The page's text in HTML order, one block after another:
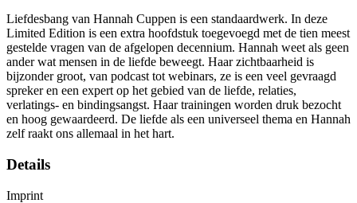
Liefdesbang van Hannah Cuppen is een standaardwerk. In deze
Limited Edition is een extra hoofdstuk toegevoegd met de tien meest
gestelde vragen van de afgelopen decennium. Hannah weet als geen
ander wat mensen in de liefde beweegt. Haar zichtbaarheid is
bijzonder groot, van podcast tot webinars, ze is een veel gevraagd
spreker en een expert op het gebied van de liefde, relaties,
verlatings- en bindingsangst. Haar trainingen worden druk bezocht
en hoog gewaardeerd. De liefde als een universeel thema en Hannah
zelf raakt ons allemaal in het hart.
Details
Imprint